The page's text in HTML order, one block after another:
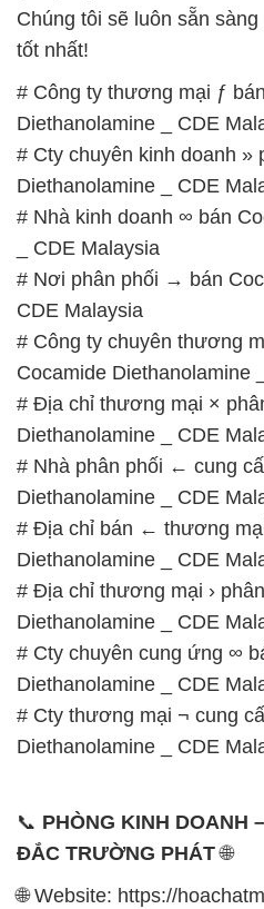
Chúng tôi sẽ luôn sẵn
tốt nhất!
# Công ty thương mại ƒ
Diethanolamine _ CDE
# Cty chuyên kinh doanh »
Diethanolamine _ CDE
# Nhà kinh doanh ∞ bán
_ CDE Malaysia
# Nơi phân phối → bán
CDE Malaysia
# Công ty chuyên thương
Cocamide Diethanolamine
# Địa chỉ thương mại ×
Diethanolamine _ CDE
# Nhà phân phối ← cung
Diethanolamine _ CDE
# Địa chỉ bán ← thương
Diethanolamine _ CDE
# Địa chỉ thương mại ›
Diethanolamine _ CDE
# Cty chuyên cung ứng ∞
Diethanolamine _ CDE
# Cty thương mại ¬ cung
Diethanolamine _ CDE
📞 PHÒNG KINH DOANH
ĐẮC TRƯỜNG PHÁT🌐
🌐 Website: https://